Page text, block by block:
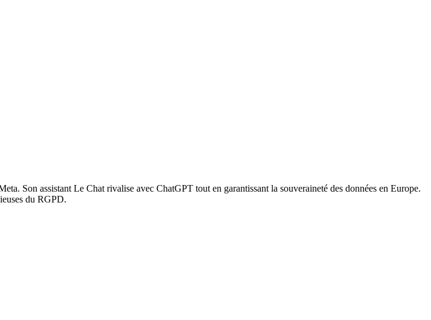
Son assistant Le Chat rivalise avec ChatGPT tout en garantissant la souveraineté des données en Europe.
du RGPD.